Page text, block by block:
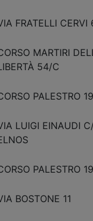
FRATELLI CERVI
MARTIRI
54/C
PALESTRO
LUIGI EINAUDI
PALESTRO
BOSTONE 11